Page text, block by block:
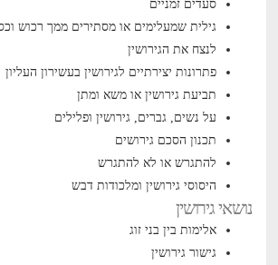
סעדים זמניים
גילית שמעלימים או מסתירים ממך רכוש
לנצח את הגירושין
פתרונות יצירתיים לגירושין בעשירון העליון
תביעת גירושין או משא ומתן
על נשים, גברים, גירושין ופלילים
תכנון הסכם גירושים
להתגרש או לא להתגרש
היסוסי גירושין ומלכודות דבש
נושאי גירושין
אלימות בין בני זוג
גישור גירושין